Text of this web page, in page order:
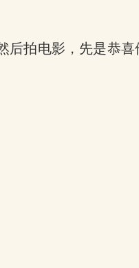
后拍电影，先是恭